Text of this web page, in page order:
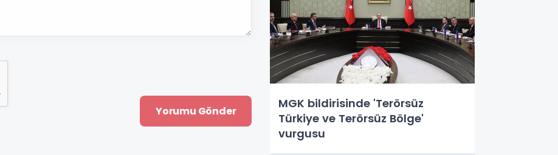
MGK bildirisinde 'Terörsüz
Türkiye ve Terörsüz Bölge'
vurgusu